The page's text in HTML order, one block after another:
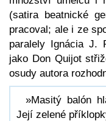
(satira beatnické
pracoval; ale i ze
paralely Ignácia J.
jako Don Quijot
osudy autora
»Masitý balón
Její zelené